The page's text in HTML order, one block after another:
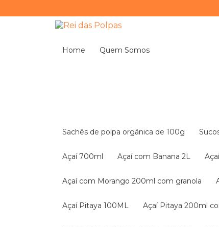
Home Quem Somos
Sachês de polpa orgânica de 100g
Açaí 700ml Açaí com Banana 2L
Açaí com Morango 200ml com granola
Açaí Pitaya 100ML Açaí Pitaya 200ml